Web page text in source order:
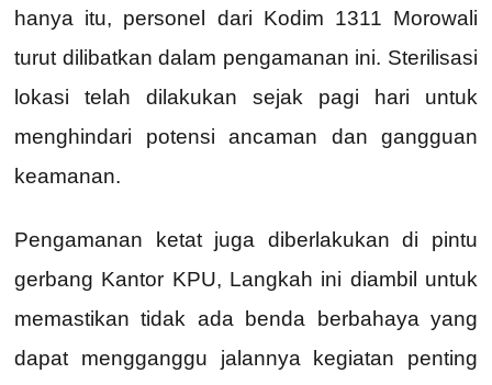
hanya itu, personel dari Kodim 1311 Morowali
turut dilibatkan dalam pengamanan ini. Sterilisasi
lokasi telah dilakukan sejak pagi hari untuk
menghindari potensi ancaman dan gangguan
keamanan.
Pengamanan ketat juga diberlakukan di pintu
gerbang Kantor KPU, Langkah ini diambil untuk
memastikan tidak ada benda berbahaya yang
dapat mengganggu jalannya kegiatan penting